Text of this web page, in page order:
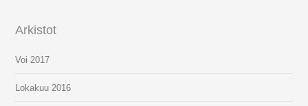
Arkistot
Voi 2017
Lokakuu 2016